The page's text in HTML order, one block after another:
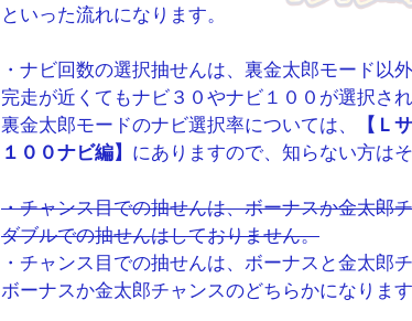
といった流れになります。
・ナビ回数の選択抽せんは、裏金太郎モード以
完走が近くてもナビ３０やナビ１００が選択さ
裏金太郎モードのナビ選択率については、
【 Ｌ
１００ナビ編】 にありますので、知らない方は
・チャンス目での抽せんは、ボーナスか金太郎
ダブルでの抽せんはしておりません。
・チャンス目での抽せんは、ボーナスと金太郎
ボーナスか金太郎チャンスのどちらかになります